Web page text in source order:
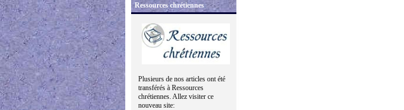
Ressources chrétiennes
Plusieurs de nos articles ont été
transférés à Ressources
chrétiennes. Allez visiter ce
nouveau site: